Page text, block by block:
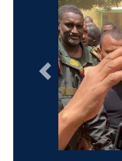
التالى